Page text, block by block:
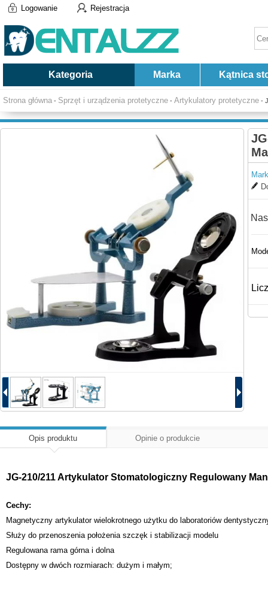
Logowanie Rejestracja
Kategoria Marka Kątnica
Strona główna - Sprzęt i urządzenia protetyczne - Artykulatory protetyczne -
Opis produktu Opinie o produkcie
JG-210/211 Artykulator Stomatologiczny Regulowany
Cechy:
Magnetyczny artykulator wielokrotnego użytku do laboratoriów
Służy do przenoszenia położenia szczęk i stabilizacji modelu
Regulowana rama górna i dolna
Dostępny w dwóch rozmiarach: dużym i małym;